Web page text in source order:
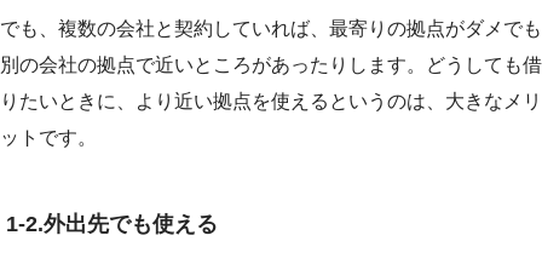
でも、複数の会社と契約していれば、最寄りの拠点がダメでも
別の会社の拠点で近いところがあったりします。どうしても借
りたいときに、より近い拠点を使えるというのは、大きなメリ
ットです。
1-2.外出先でも使える